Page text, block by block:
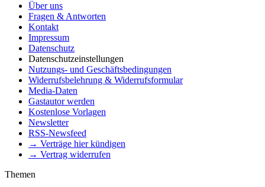
Über uns
Fragen & Antworten
Kontakt
Impressum
Datenschutz
Datenschutzeinstellungen
Nutzungs- und Geschäftsbedingungen
Widerrufsbelehrung & Widerrufsformular
Media-Daten
Gastautor werden
Kostenlose Vorlagen
Newsletter
RSS-Newsfeed
→ Verträge hier kündigen
→ Vertrag widerrufen
Themen